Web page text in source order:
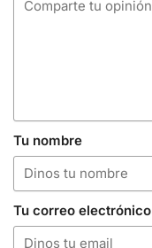
Tu nombre
Tu correo electrónico